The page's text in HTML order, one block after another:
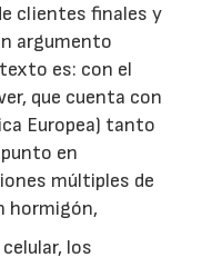
clientes finales y
argumento
es: con el
que cuenta con
Europea) tanto
en
múltiples de
hormigón,
los